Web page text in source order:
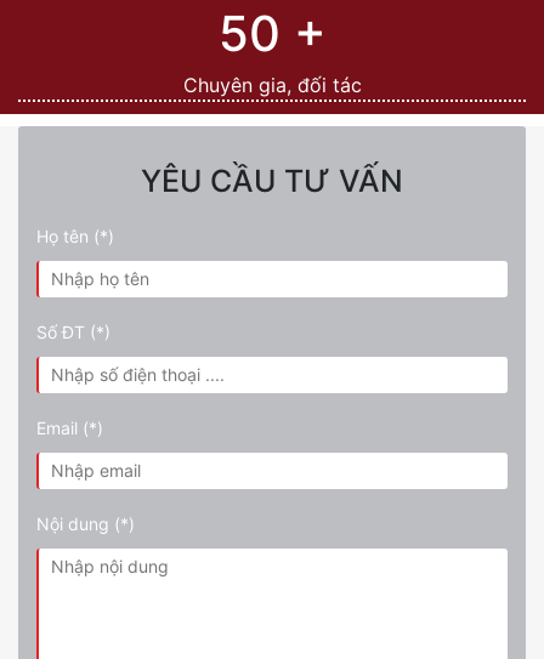
50 +
Chuyên gia, đối tác
YÊU CẦU TƯ VẤN
Họ tên (*)
Số ĐT (*)
Email (*)
Nội dung (*)